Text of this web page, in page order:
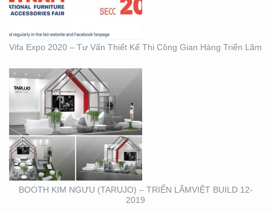
Vifa Expo 2020 – Tư Vấn Thiết Kế Thi Công Gian Hàng Triển Lãm
BOOTH KIM NGƯU (TARUJO) – TRIỂN LÃMVIỆT BUILD 12-
2019
BOOTH INNOMATZ –
TRIỂN LÃM VIỆT BUILD
12-2019